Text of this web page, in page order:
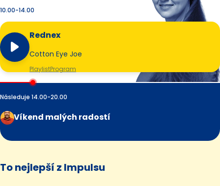
10.00-14.00
Rednex
Cotton Eye Joe
PlaylistProgram
Následuje 14.00-20.00
Víkend malých radostí
To nejlepší z Impulsu